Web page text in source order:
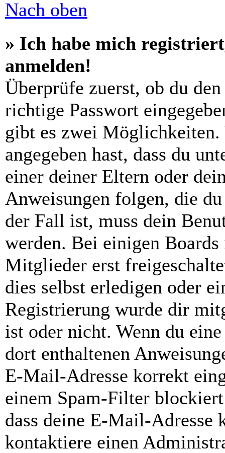
Nach oben
» Ich habe mich
anmelden!
Überprüfe zuerst, ob du
richtige Passwort
gibt es zwei
angegeben hast, dass du
einer deiner Eltern oder
Anweisungen folgen, die
der Fall ist, muss dein
werden. Bei einigen Boards
Mitglieder erst
dies selbst erledigen oder
Registrierung wurde dir
ist oder nicht. Wenn du
dort enthaltenen
E-Mail-Adresse korrekt
einem Spam-Filter
dass deine E-Mail-Adresse
kontaktiere einen